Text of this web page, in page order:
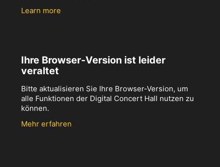
Learn more
Ihre Browser-Version ist leider
veraltet
Bitte aktualisieren Sie Ihre Browser-Version, um
alle Funktionen der Digital Concert Hall nutzen zu
können.
Mehr erfahren